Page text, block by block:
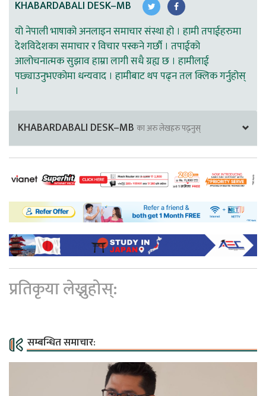
KHABARDABALI DESK–MB
यो नेपाली भाषाको अनलाइन समाचार संस्था हो । हामी तपाईहरुमा
देशविदेशका समाचार र विचार पस्कने गर्छौ । तपाईको
आलोचनात्मक सुझाव हाम्रा लागी सधै ग्रह्य छ । हामीलाई
पछ्याउनुभएकोमा धन्यवाद । हामीबाट थप पढ्न तल क्लिक गर्नुहोस्
।
KHABARDABALI DESK–MB का अरु लेखहरु पढ्नुस्
प्रतिकृया लेख्नुहोस्:
सम्बन्धित समाचार: